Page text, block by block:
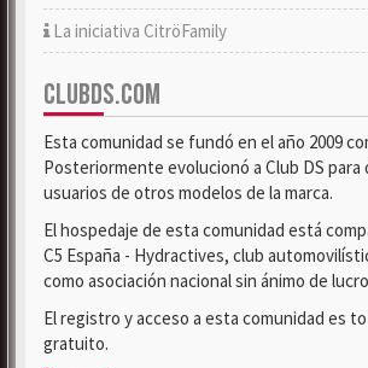
La iniciativa CitröFamily
CLUBDS.COM
Esta comunidad se fundó en el año 2009
Posteriormente evolucionó a Club DS para
usuarios de otros modelos de la marca.
El hospedaje de esta comunidad está
C5 España - Hydractives, club
como asociación nacional sin ánimo de
El registro y acceso a esta comunidad es
gratuito.